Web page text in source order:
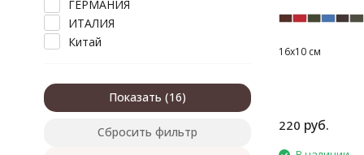
16х10 см
220 руб.
ГЕРМАНИЯ
ИТАЛИЯ
Китай
Показать
Сбросить фильтр